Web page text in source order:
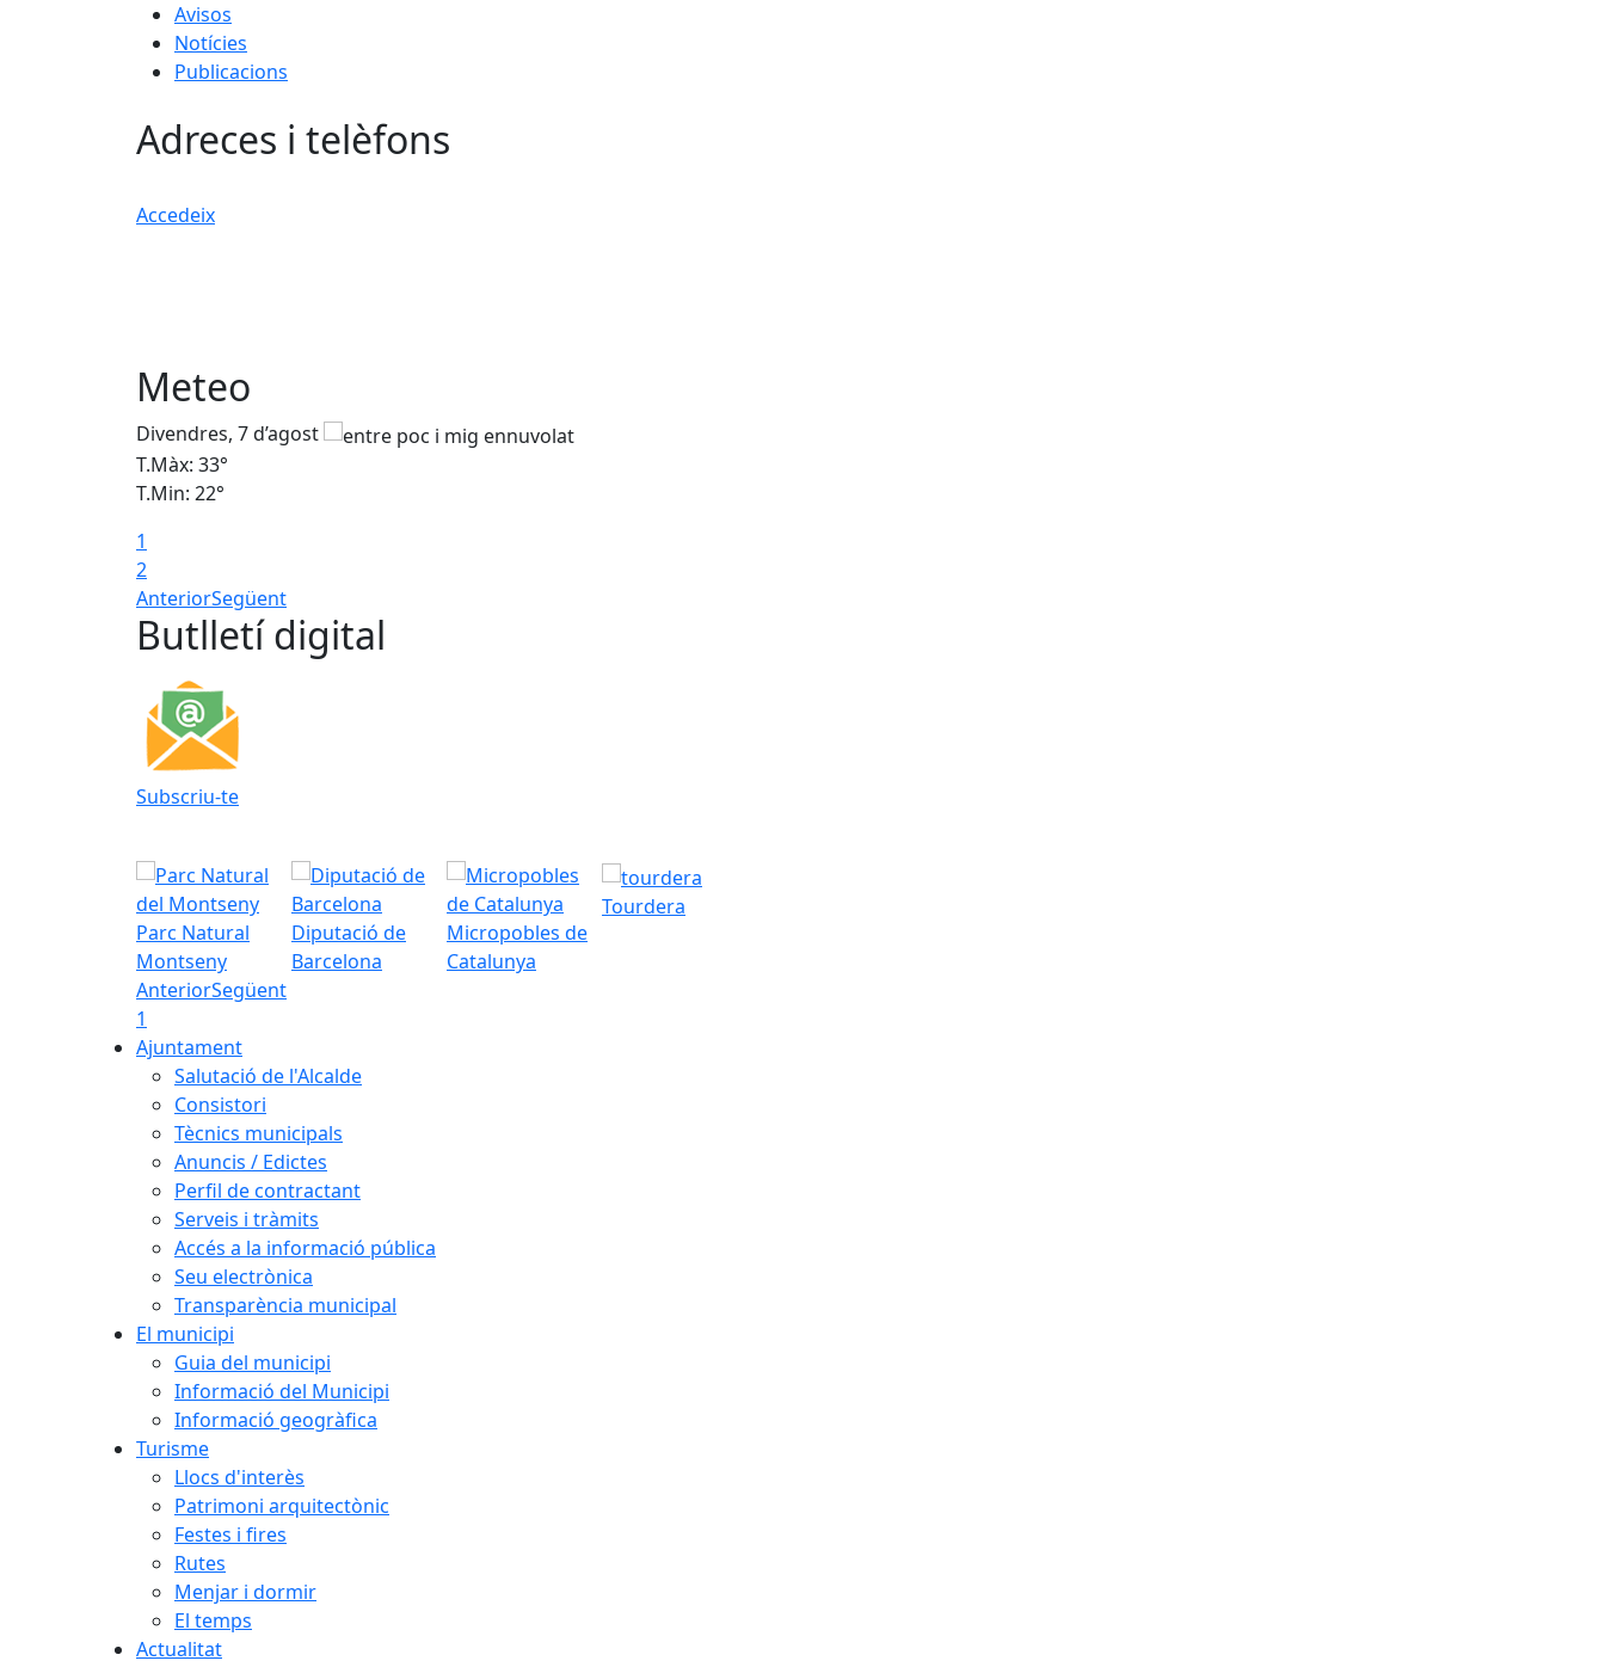
Avisos
Notícies
Publicacions
Adreces i telèfons
Accedeix
Meteo
Divendres, 7 d’agost
T.Màx: 33°
T.Min: 22°
1
2
AnteriorSegüent
Butlletí digital
Subscriu-te
Parc Natural
Montseny
Diputació de
Barcelona
Micropobles de
Catalunya
Tourdera
AnteriorSegüent
1
Ajuntament
Salutació de l'Alcalde
Consistori
Tècnics municipals
Anuncis / Edictes
Perfil de contractant
Serveis i tràmits
Accés a la informació pública
Seu electrònica
Transparència municipal
El municipi
Guia del municipi
Informació del Municipi
Informació geogràfica
Turisme
Llocs d'interès
Patrimoni arquitectònic
Festes i fires
Rutes
Menjar i dormir
El temps
Actualitat